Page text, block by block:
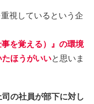
視しているという企
を覚える）』の環境
ほうがいいと思いま
の社員が部下に対し